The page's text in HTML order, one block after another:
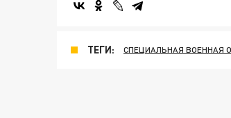
ТЕГИ: СПЕЦИАЛЬНАЯ ВОЕННАЯ